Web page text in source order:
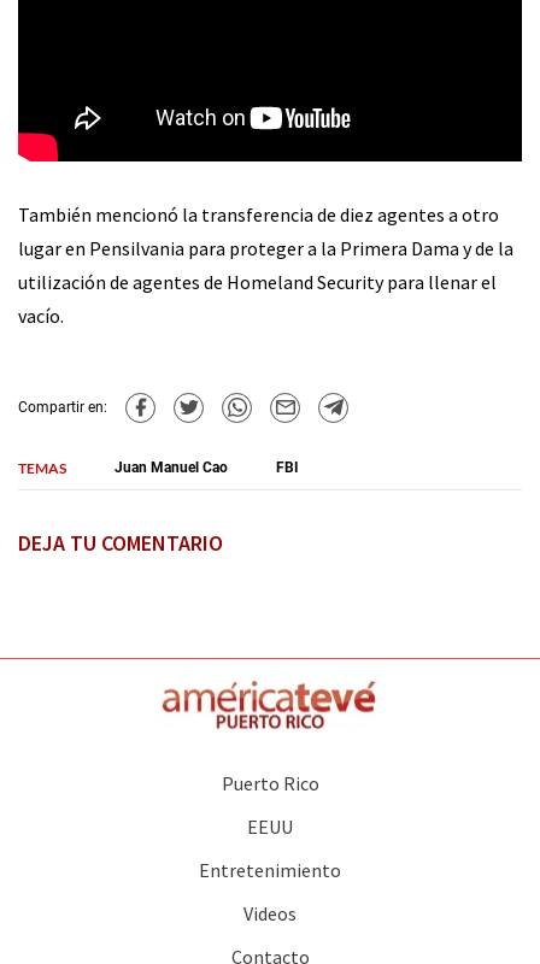
También mencionó la transferencia de diez agentes a otro
lugar en Pensilvania para proteger a la Primera Dama y de la
utilización de agentes de Homeland Security para llenar el
vacío.
Compartir en:
TEMAS Juan Manuel Cao FBI
DEJA TU COMENTARIO
Puerto Rico
EEUU
Entretenimiento
Videos
Contacto